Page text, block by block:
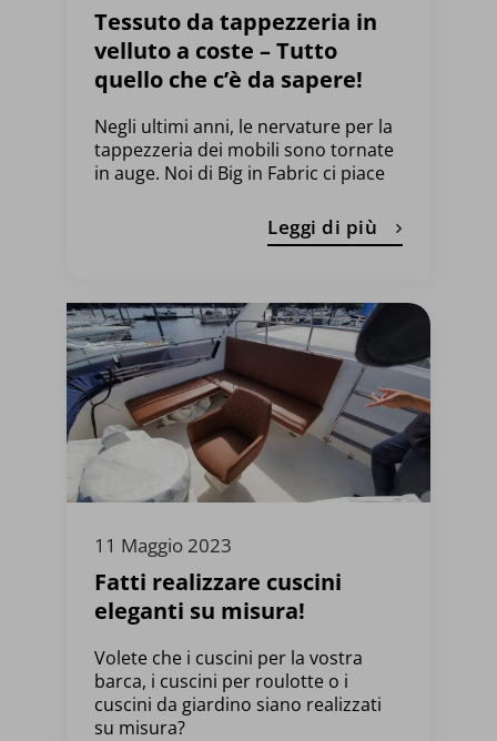
Tessuto da tappezzeria in
velluto a coste – Tutto
quello che c’è da sapere!
Negli ultimi anni, le nervature per la
tappezzeria dei mobili sono tornate
in auge. Noi di Big in Fabric ci piace
Leggi di più
Fatti realizzare cuscini
eleganti su misura!
11 Maggio 2023
Volete che i cuscini per la vostra
barca, i cuscini per roulotte o i
cuscini da giardino siano realizzati
su misura?